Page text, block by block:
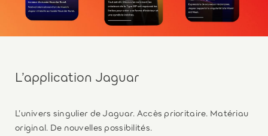
L’application Jaguar
L’univers singulier de Jaguar. Accès prioritaire. Matériau
original. De nouvelles possibilités.